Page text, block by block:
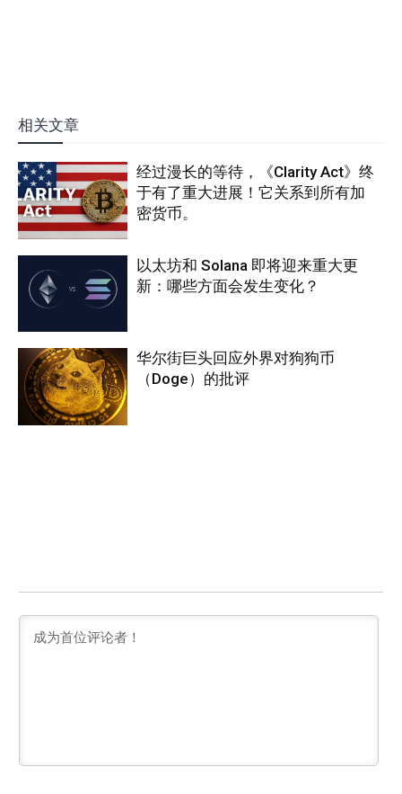
相关文章
经过漫长的等待，《Clarity Act》终
于有了重大进展！它关系到所有加
密货币。
以太坊和 Solana 即将迎来重大更
新：哪些方面会发生变化？
华尔街巨头回应外界对狗狗币
（Doge）的批评